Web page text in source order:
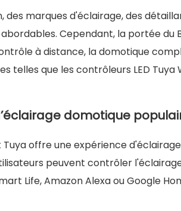
des marques d'éclairage, des
Cependant, la portée du
à distance, la domotique
telles que les contrôleurs LED Tuya
domotique
offre une expérience
peuvent contrôler
Life, Amazon Alexa ou Google